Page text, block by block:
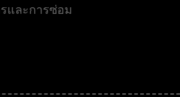
และการซ่อม